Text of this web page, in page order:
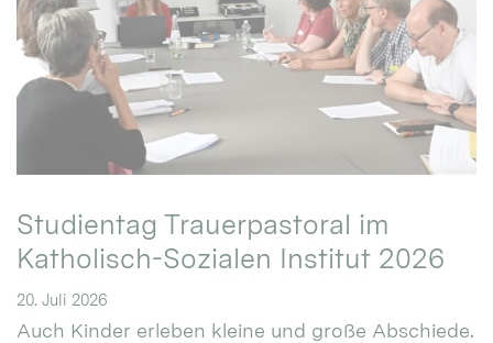
Studientag Trauerpastoral im
Katholisch-Sozialen Institut 2026
20. Juli 2026
Auch Kinder erleben kleine und große Abschiede.